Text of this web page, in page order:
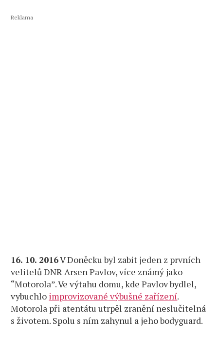
Reklama
16. 10. 2016V Doněcku byl zabit jeden z prvních
velitelů DNR Arsen Pavlov, více známý jako
“Motorola”. Ve výtahu domu, kde Pavlov bydlel,
vybuchlo improvizované výbušné zařízení.
Motorola při atentátu utrpěl zranění neslučitelná
s životem. Spolu s ním zahynul a jeho bodyguard.